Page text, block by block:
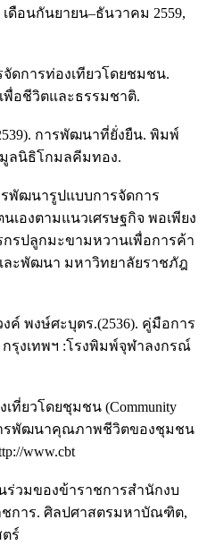
ดือนกันยายน–ธันวาคม 2559,
ดการท่องเทียวโดยชมชน.
พื่อชีวิตและธรรมชาติ.
การพัฒนาที่ยั่งยืน. พิมพ์
ลนิธิโกมลคีมทอง.
รพัฒนารูปแบบการจัดการ
เองตามแนวเศรษฐกิจ พอเพียง
กรปลูกมะขามหวานเพื่อการค้า
ละพัฒนา มหาวิทยาลัยราชภัฎ
ค์ พงษ์ศะบุตร.(2536). คู่มือการ
รุงเทพฯ :โรงพิมพ์จุฬาลงกรณ์
ที่ยวโดยชุมชน (Community
การพัฒนาคุณภาพชีวิตของชุมชน
www.cbt
ร่วมของข้าราชการสำนักงบ
การ. ศิลปศาสตรมหาบัณฑิต,
ร์